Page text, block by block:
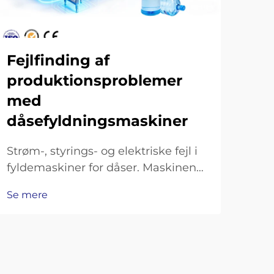
Fejlfinding af
produktionsproblemer
med
dåsefyldningsmaskiner
Strøm-, styrings- og elektriske fejl i
fyldemaskiner for dåser. Maskinen
hovedstrømforsyning, sikringer og
Se mere